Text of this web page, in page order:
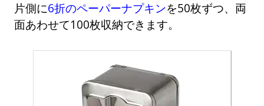
片側に6折のペーパーナプキンを50枚ずつ、両
面あわせて100枚収納できます。